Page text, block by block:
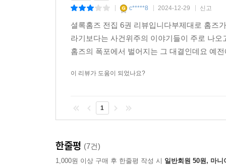
c*****8 2024-12-29 신고
셜록홈즈 전집 6권 리뷰입니다부제대로 홈즈
라기보다는 사건위주의 이야기들이 주로 나
홈즈의 폭포에서 벌어지는 그 대결인데요 예
이 리뷰가 도움이 되었나요?
1
한줄평 (7건)
1,000원 이상 구매 후 한줄평 작성 시 일반회원 50원, 마니